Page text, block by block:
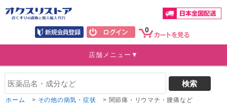
0
店舗メニュー▼
ホーム > その他の病気・症状 > 関節痛・リウマチ・腰痛など